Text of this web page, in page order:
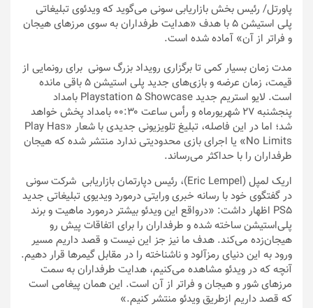
پاورتل/ رئیس بخش بازاریابی سونی می‌گوید که ویدئوی تبلیغاتی
پلی استیشن ۵ با هدف «هدایت طرفداران به سوی مرزهای هیجان
و فراتر از آن» آماده شده است.
مدت زمان بسیار کمی تا برگزاری رویداد بزرگ سونی برای رونمایی از
قیمت، زمان عرضه و بازی‌های جدید پلی استیشن ۵ باقی مانده
است. لایو استریم جدید Playstation 5 Showcase بامداد
پنجشنبه ۲۷ شهریورماه و رأس ساعت ۰۰:۳۰ بامداد پخش خواهد
شد؛ اما در این فاصله، تبلیغ تلویزیونی جدیدی با شعار «Play Has
No Limits» یا اجرای بازی محدودیتی ندارد منتشر شده که هیجان
طرفداران را با حداکثر می‌رساند.
اریک لمپل (Eric Lempel)، رئیس دپارتمان بازاریابی شرکت سونی
در گفتگوی خود با رسانه خبری ورایتی درمورد ویدیوی تبلیغاتی جدید
PS5 اظهار داشت: «درواقع این ویدئو بیشتر درمورد ماهیت و برند
پلی‌استیشن ساخته شده و طرفداران را برای اتفاقات پیش رو
هیجان‌زده می‌کند. هدف ما نیز جز این نیست و قصد داریم مسیر
ورود به این دنیای رمزآلود و ناشناخته را در مقابل گیمرها قرار دهیم.
آنچه که در ویدئو مشاهده می‌کنیم، هدایت طرفداران به سمت
مرزهای شور و هیجان و فراتر از آن است. این همان پیغامی است
که قصد داریم ازطریق ویدئو منتشر کنیم.»